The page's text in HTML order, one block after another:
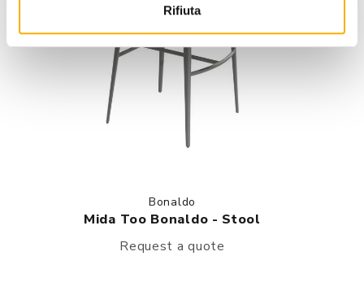
Rifiuta
Bonaldo
Mida Too Bonaldo - Stool
Request a quote